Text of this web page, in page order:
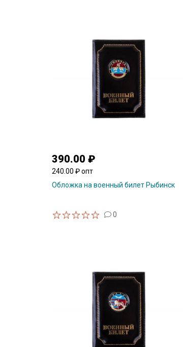
390.00 ₽
240.00 ₽ опт
Обложка на военный билет Рыбинск
0